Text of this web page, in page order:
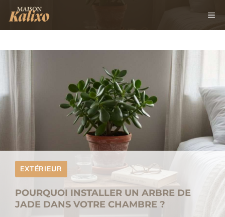
au
contenu
EXTÉRIEUR
POURQUOI INSTALLER UN ARBRE DE
JADE DANS VOTRE CHAMBRE ?